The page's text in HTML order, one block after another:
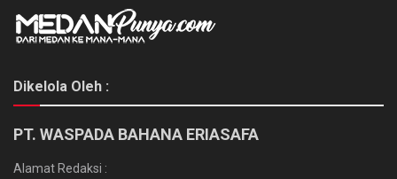
Dikelola Oleh :
PT. WASPADA BAHANA ERIASAFA
Alamat Redaksi :